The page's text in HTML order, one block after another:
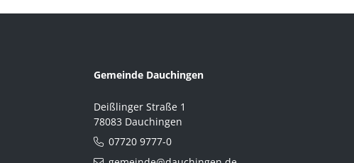
Gemeinde Dauchingen
Deißlinger Straße 1
78083 Dauchingen
07720 9777-0